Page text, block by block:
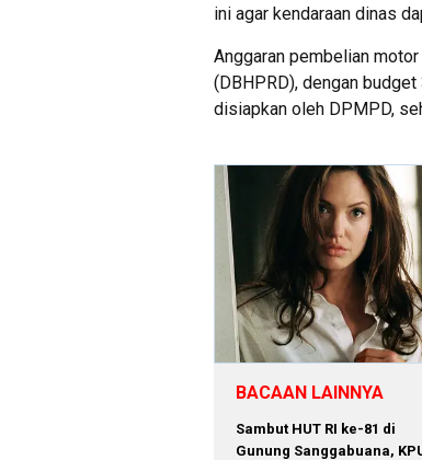
ini agar kendaraan dinas
Anggaran pembelian
(DBHPRD), dengan
disiapkan oleh DPMPD,
BACAAN LAINNYA
Sambut HUT RI ke-81 di
Gunung Sanggabuana,